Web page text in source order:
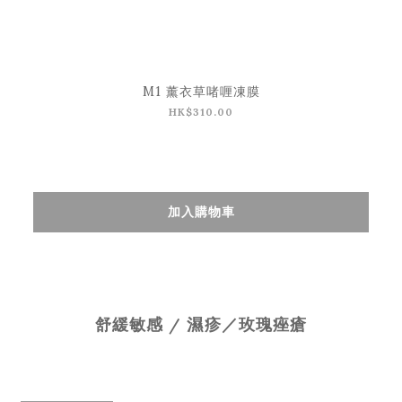
M1 薰衣草啫喱凍膜
HK$310.00
加入購物車
舒緩敏感 / 濕疹／玫瑰痤瘡